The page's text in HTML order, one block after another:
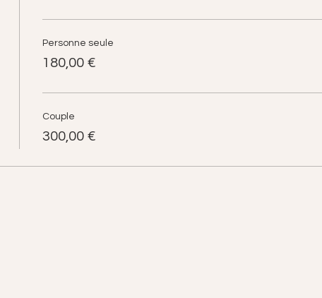
Personne seule
180,00 €
Couple
300,00 €